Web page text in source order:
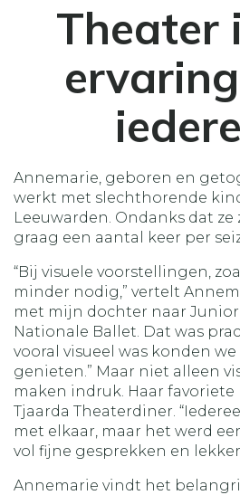
Theater
Annemarie, geboren en
werkt met slechthorende
Leeuwarden. Ondanks dat ze
graag een aantal keer per
“Bij visuele voorstellingen,
minder nodig,” vertelt
met mijn dochter naar
Nationale Ballet. Dat was
vooral visueel was konden we
genieten.” Maar niet alleen
maken indruk. Haar
Tjaarda Theaterdiner.
met elkaar, maar het werd
vol fijne gesprekken en lekker
Annemarie vindt het